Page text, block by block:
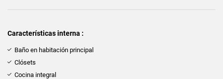
Características interna :
Baño en habitación principal
Clósets
Cocina integral